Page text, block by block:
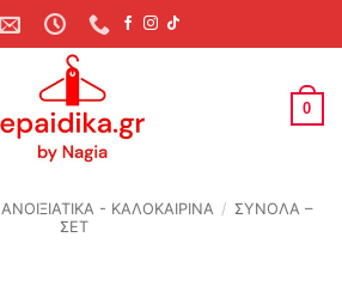
0
ΑΝΟΙΞΙΆΤΙΚΑ - ΚΑΛΟΚΑΙΡΙΝΆ / ΣΥΝΟΛΑ –
ΣΕΤ